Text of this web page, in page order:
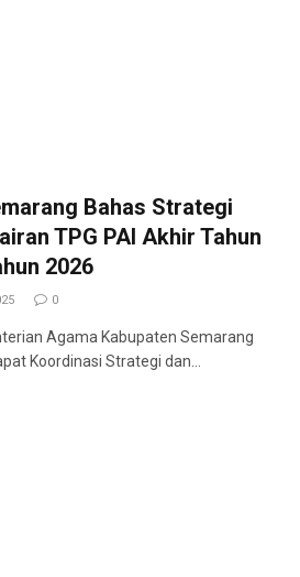
Bahas Strategi
TPG PAI Akhir Tahun
2026
0
Agama Kabupaten Semarang
Koordinasi Strategi dan…